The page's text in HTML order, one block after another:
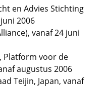
en Advies Stichting
2006
vanaf 24 juni
Platform voor de
augustus 2006
Teijin, Japan, vanaf